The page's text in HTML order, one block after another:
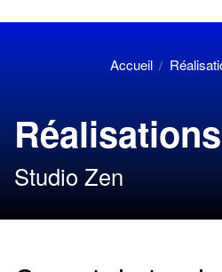
Accueil /
Réalisations
Studio Zen